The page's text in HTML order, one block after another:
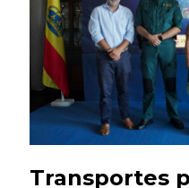
Transportes